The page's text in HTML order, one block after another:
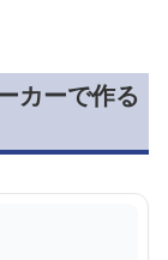
カーで作る